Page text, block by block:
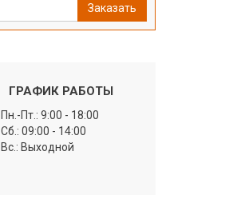
Заказать
ГРАФИК РАБОТЫ
Пн.-Пт.: 9:00 - 18:00
Сб.: 09:00 - 14:00
Вс.: Выходной